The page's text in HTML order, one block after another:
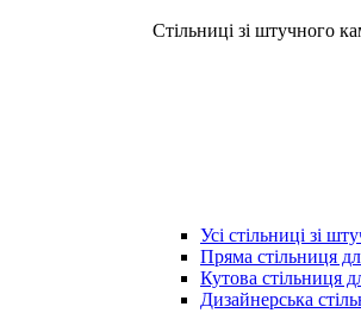
Стільниці зі штучного
Усі стільниці зі
Пряма стільниця
Кутова стільниця
Дизайнерська